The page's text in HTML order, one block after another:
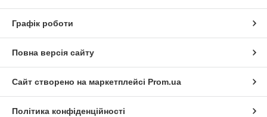
Графік роботи
Повна версія сайту
Сайт створено на маркетплейсі Prom.ua
Політика конфіденційності